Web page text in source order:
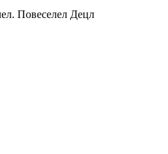
Повеселел Децл